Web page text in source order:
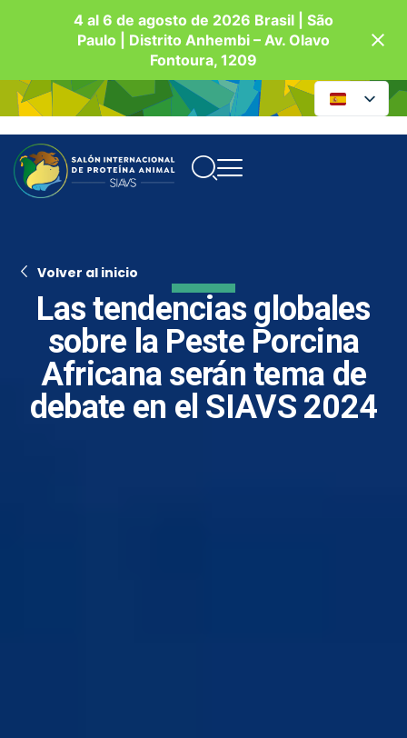
4 al 6 de agosto de 2026 Brasil | São
Paulo | Distrito Anhembi – Av. Olavo
Fontoura, 1209
Volver al inicio
Las tendencias globales
sobre la Peste Porcina
Africana serán tema de
debate en el SIAVS 2024